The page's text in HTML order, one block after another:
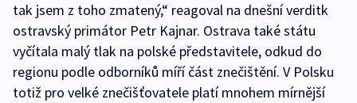
tak jsem z toho zmatený,“ reagoval na dnešní verditk
ostravský primátor Petr Kajnar. Ostrava také státu
vyčítala malý tlak na polské představitele, odkud do
regionu podle odborníků míří část znečištění. V Polsku
totiž pro velké znečišťovatele platí mnohem mírnější